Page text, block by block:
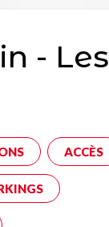
- Les
ACCÈS